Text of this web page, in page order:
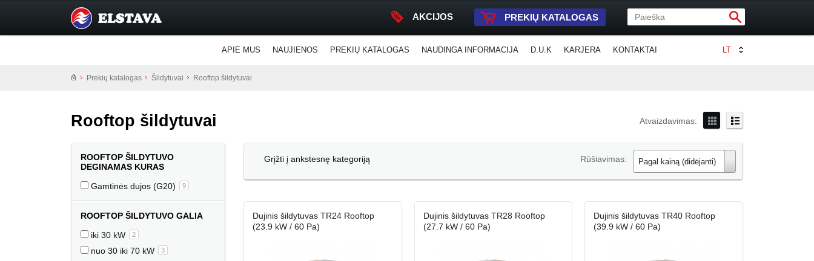
AKCIJOS PREKIŲ KATALOGAS
LT
APIE MUS NAUJIENOS PREKIŲ KATALOGAS NAUDINGA INFORMACIJA D.U.K KARJERA KONTAKTAI
Prekių katalogas Šildytuvai Rooftop šildytuvai
Rooftop šildytuvai Atvaizdavimas:
ROOFTOP ŠILDYTUVO
DEGINAMAS KURAS
Gamtinės dujos (G20)
9
ROOFTOP ŠILDYTUVO GALIA
iki 30 kW
2
nuo 30 iki 70 kW 3
Grįžti į ankstesnę kategoriją Rūšiavimas: Pagal kainą (didėjanti)
Dujinis šildytuvas TR24 Rooftop
(23.9 kW / 60 Pa)
Dujinis šildytuvas TR28 Rooftop
(27.7 kW / 60 Pa)
Dujinis šildytuvas TR40 Rooftop
(39.9 kW / 60 Pa)